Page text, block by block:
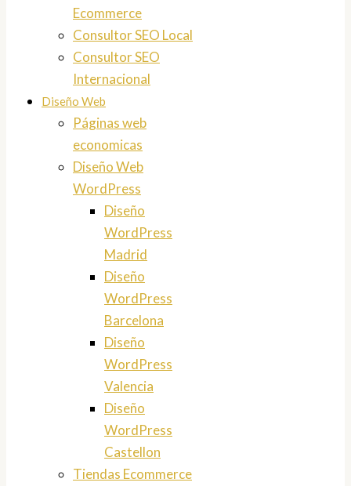
Ecommerce
Consultor SEO Local
Consultor SEO
Internacional
Diseño Web
Páginas web
economicas
Diseño Web
WordPress
Diseño
WordPress
Madrid
Diseño
WordPress
Barcelona
Diseño
WordPress
Valencia
Diseño
WordPress
Castellon
Tiendas Ecommerce